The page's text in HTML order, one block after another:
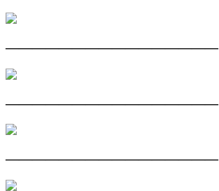
————————————————
————————————————
————————————————